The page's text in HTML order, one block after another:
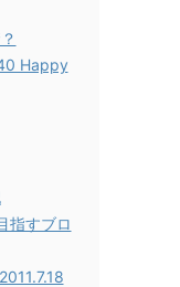
Happy
指すブロ